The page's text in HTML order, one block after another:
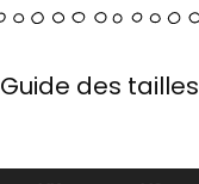
Guide des tailles